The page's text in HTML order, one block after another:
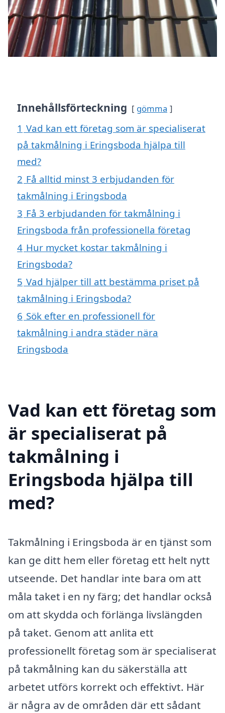
Innehållsförteckning gömma
1 Vad kan ett företag som är specialiserat
på takmålning i Eringsboda hjälpa till
med?
2 Få alltid minst 3 erbjudanden för
takmålning i Eringsboda
3 Få 3 erbjudanden för takmålning i
Eringsboda från professionella företag
4 Hur mycket kostar takmålning i
Eringsboda?
5 Vad hjälper till att bestämma priset på
takmålning i Eringsboda?
6 Sök efter en professionell för
takmålning i andra städer nära
Eringsboda
Vad kan ett företag som
är specialiserat på
takmålning i
Eringsboda hjälpa till
med?
Takmålning i Eringsboda är en tjänst som
kan ge ditt hem eller företag ett helt nytt
utseende. Det handlar inte bara om att
måla taket i en ny färg; det handlar också
om att skydda och förlänga livslängden
på taket. Genom att anlita ett
professionellt företag som är specialiserat
på takmålning kan du säkerställa att
arbetet utförs korrekt och effektivt. Här
är några av de områden där ett sådant